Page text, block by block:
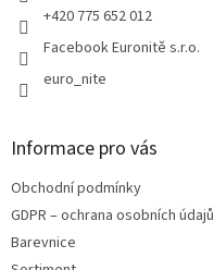
+420 775 652 012
Facebook Euronitě s.r.o.
euro_nite
Informace pro vás
Obchodní podmínky
GDPR – ochrana osobních údajů
Barevnice